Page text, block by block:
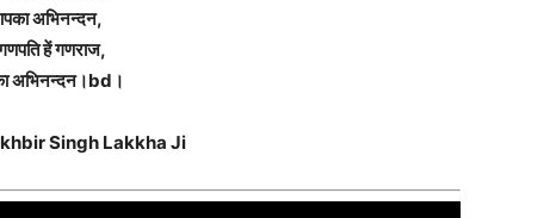
अभिनन्दन,
हें गणराज,
अभिनन्दन।bd।
Singh Lakkha Ji